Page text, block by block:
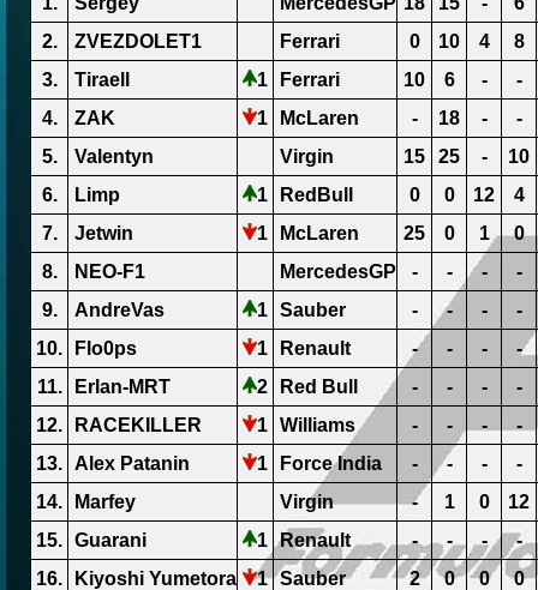
2.
ZVEZDOLET1 Ferrari 0 10 4
8
3.
Tiraell 1 Ferrari 10 6 -
-
4.
ZAK 1 McLaren - 18 -
-
5.
Valentyn Virgin 15 25 -
10
6.
Limp 1 RedBull 0 0 12
4
7.
Jetwin 1 McLaren 25 0 1
0
8.
NEO-F1 MercedesGP - - -
-
9.
AndreVas 1 Sauber - - -
-
10.
Flo0ps 1 Renault - - -
-
11.
Erlan-MRT 2 Red Bull - - -
-
12.
RACEKILLER 1 Williams - - -
-
13. Alex Patanin 1 Force India - - -
-
14.
Marfey Virgin - 1 0
12
15. Guarani 1 Renault - - -
-
16.
Kiyoshi Yumetora 1 Sauber 2 0 0
0